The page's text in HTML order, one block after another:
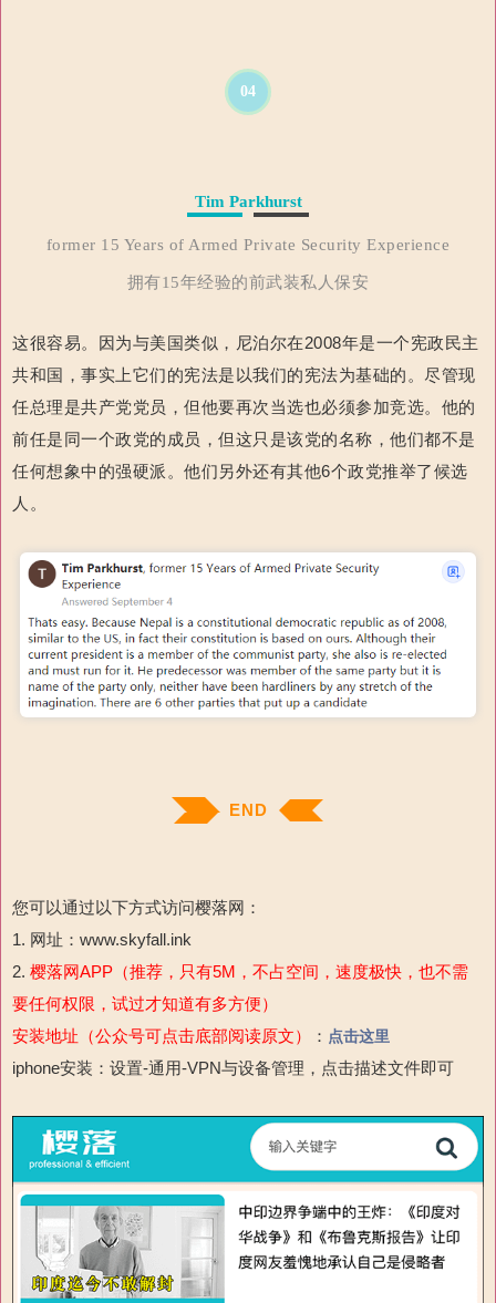
04
Tim Parkhurst
former 15 Years of Armed Private Security Experience
拥有15年经验的前武装私人保安
这很容易。 因为与美国类似，尼泊尔在2008年是一个宪政民主
共和国，事实上它们的宪法是以我们的宪法为基础的。 尽管现
任总理是共产党党员，但他要再次当选也必须参加竞选。 他的
前任是同一个政党的成员，但这只是该党的名称，他们都不是
任何想象中的强硬派。他们另外还有其他6个政党推举了候选
人。
END
您可以通过以下方式访问樱落网：
1. 网址：www.skyfall.ink
2. 樱落网APP（推荐，只有5M，不占空间，速度极快，也不需
要任何权限，试过才知道有多方便）
安装地址（公众号可点击底部阅读原文）
： 点击这里
iphone安装：设置-通用-VPN与设备管理，点击描述文件即可